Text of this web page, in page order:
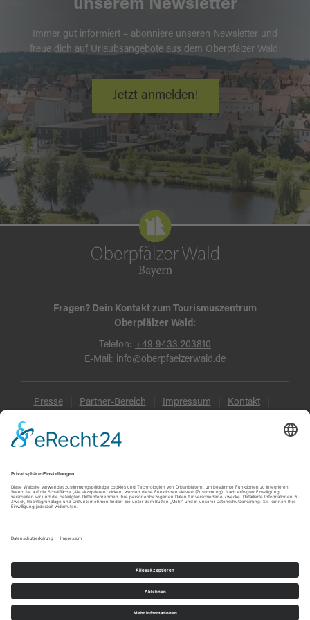
unserem Newsletter
Immer gut informiert – abonniere unseren Newsletter und
freue dich auf Urlaubsangebote aus dem Oberpfälzer Wald!
Jetzt anmelden!
Fragen? Dein Kontakt zum Tourismuszentrum
Oberpfälzer Wald:
Telefon: +49 9433 203810
E-Mail: info@oberpfaelzerwald.de
Presse Partner-Bereich Impressum Kontakt
Datenschutz
© Oberpfälzer Wald 2026